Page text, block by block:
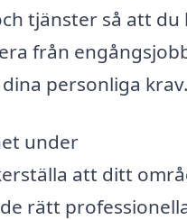
tjänster så att
från
personliga krav.
under
att ditt
rätt